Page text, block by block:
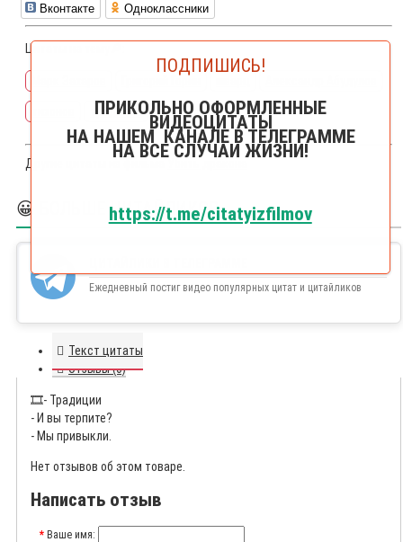
Вконтакте Одноклассники
Цитаты на тему🔎:
традиции традиция
Другие цитаты из фильма
😀 БОЛЬШЕ ЦИТАЙЛИКОВ
Ежедневный постиг видео популярных цитат и цитайликов
Текст цитаты
Отзывы (0)
🎞️- Традиции
- И вы терпите?
- Мы привыкли.
Нет отзывов об этом товаре.
Написать отзыв
Ваше имя:
ПОДПИШИСЬ!
ПРИКОЛЬНО ОФОРМЛЕННЫЕ
ВИДЕОЦИТАТЫ
НА НАШЕМ КАНАЛЕ В ТЕЛЕГРАММЕ
НА ВСЕ СЛУЧАИ ЖИЗНИ!
https://t.me/citatyizfilmov